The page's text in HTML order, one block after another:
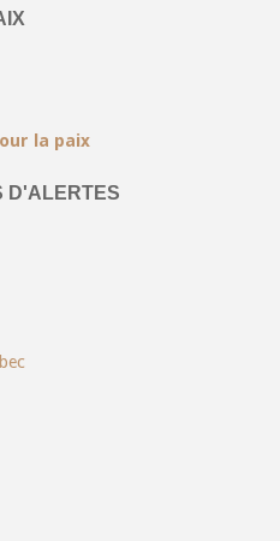
la paix
D'ALERTES